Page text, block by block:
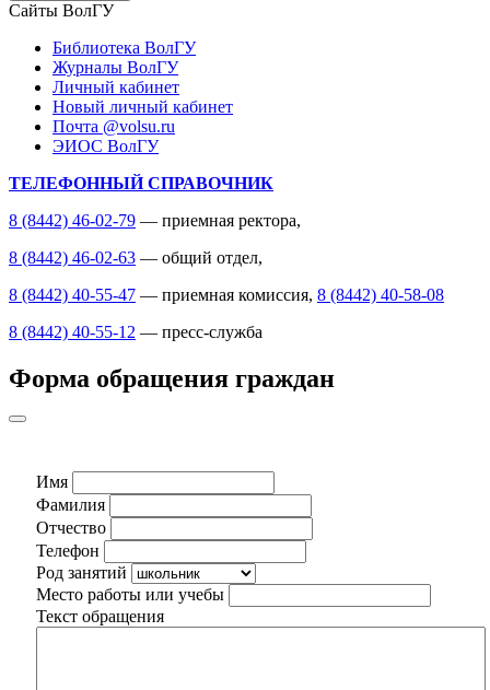
Сайты ВолГУ
Библиотека ВолГУ
Журналы ВолГУ
Личный кабинет
Новый личный кабинет
Почта @volsu.ru
ЭИОС ВолГУ
ТЕЛЕФОННЫЙ СПРАВОЧНИК
8 (8442) 46-02-79 — приемная ректора,
8 (8442) 46-02-63 — общий отдел,
8 (8442) 40-55-47 — приемная комиссия, 8 (8442) 40-58-08
8 (8442) 40-55-12 — пресс-служба
Форма обращения граждан
Имя
Фамилия
Отчество
Телефон
Род занятий
Место работы или учебы
Текст обращения